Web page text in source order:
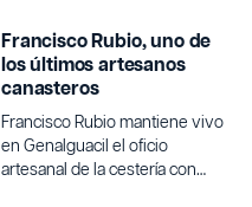
Francisco Rubio, uno de
los últimos artesanos
canasteros
Francisco Rubio mantiene vivo
en Genalguacil el oficio
artesanal de la cestería con